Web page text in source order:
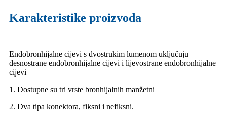
Karakteristike proizvoda
Endobronhijalne cijevi s dvostrukim lumenom uključuju
desnostrane endobronhijalne cijevi i lijevostrane endobronhijalne
cijevi
1. Dostupne su tri vrste bronhijalnih manžetni
2. Dva tipa konektora, fiksni i nefiksni.